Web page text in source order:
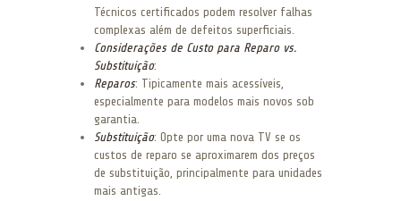
Técnicos certificados podem resolver falhas
complexas além de defeitos superficiais.
Considerações de Custo para Reparo vs.
Substituição:
Reparos: Tipicamente mais acessíveis,
especialmente para modelos mais novos sob
garantia.
Substituição: Opte por uma nova TV se os
custos de reparo se aproximarem dos preços
de substituição, principalmente para unidades
mais antigas.